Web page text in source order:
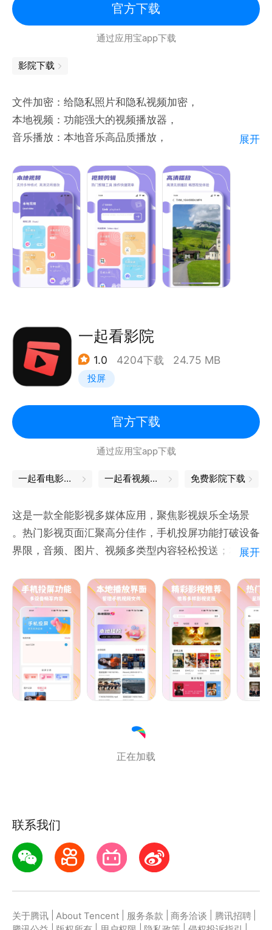
官方下载
通过应用宝app下载
影院下载
文件加密：给隐私照片和隐私视频加密，
本地视频：功能强大的视频播放器，
音乐播放：本地音乐高品质播放，
视频剪辑：视频时长裁剪、视频压缩、视频转换。
展开
一起看影院
1.0 4204下载 24.75 MB
投屏
官方下载
通过应用宝app下载
一起看电影的软件 一起看视频的软件 免费影院下载
这是一款全能影视多媒体应用，聚焦影视娱乐全场景
。热门影视页面汇聚高分佳作，手机投屏功能打破设备
界限，音频、图片、视频多类型内容轻松投送；本地播
彩影视推荐涵盖多样资源，从即将上映新片到高分经
典，满足不同观影喜好，让你随时随地畅享影视乐趣
。
展开
正在加载
联系我们
关于腾讯 About Tencent 服务条款 商务洽谈 腾讯招聘